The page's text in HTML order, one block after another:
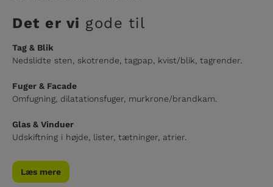
Det er vi gode til
Tag & Blik
Nedslidte sten, skotrende, tagpap, kvist/blik, tagrender.
Fuger & Facade
Omfugning, dilatationsfuger, murkrone/brandkam.
Glas & Vinduer
Udskiftning i højde, lister, tætninger, atrier.
Læs mere